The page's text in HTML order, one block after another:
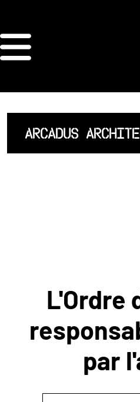
ORDRE DES
ARCHITECTES
ACCUEIL
LISTE DES
NOUS
CONTACTER
ARCADUS
L'Ordre
par